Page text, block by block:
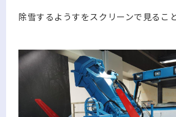
除雪するようすをスクリーンで見るこ